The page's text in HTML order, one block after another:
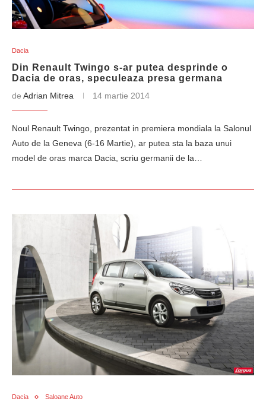
Dacia
Din Renault Twingo s-ar putea desprinde o
Dacia de oras, speculeaza presa germana
de Adrian Mitrea 14 martie 2014
Noul Renault Twingo, prezentat in premiera mondiala la Salonul
Auto de la Geneva (6-16 Martie), ar putea sta la baza unui
model de oras marca Dacia, scriu germanii de la…
Dacia Saloane Auto